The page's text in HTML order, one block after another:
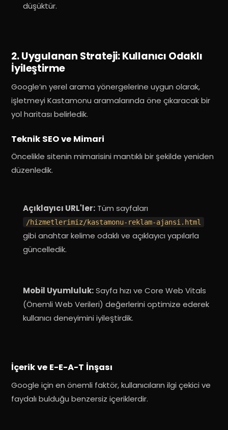
düşüktür.
2. Uygulanan Strateji: Kullanıcı Odaklı
İyileştirme
Google’ın yerel arama yönergelerine uygun olarak,
işletmeyi Kastamonu aramalarında öne çıkaracak bir
yol haritası belirledik.
Teknik SEO ve Mimari
Öncelikle sitenin mimarisini mantıklı bir şekilde yeniden
düzenledik.
Açıklayıcı URL'ler:Tüm sayfaları
/hizmetlerimiz/kastamonu-reklam-ajansi.html
gibi anahtar kelime odaklı ve açıklayıcı yapılarla
güncelledik.
Mobil Uyumluluk:Sayfa hızı ve Core Web Vitals
(Önemli Web Verileri) değerlerini optimize ederek
kullanıcı deneyimini iyileştirdik.
İçerik ve E-E-A-T İnşası
Google için en önemli faktör, kullanıcıların ilgi çekici ve
faydalı bulduğu benzersiz içeriklerdir.